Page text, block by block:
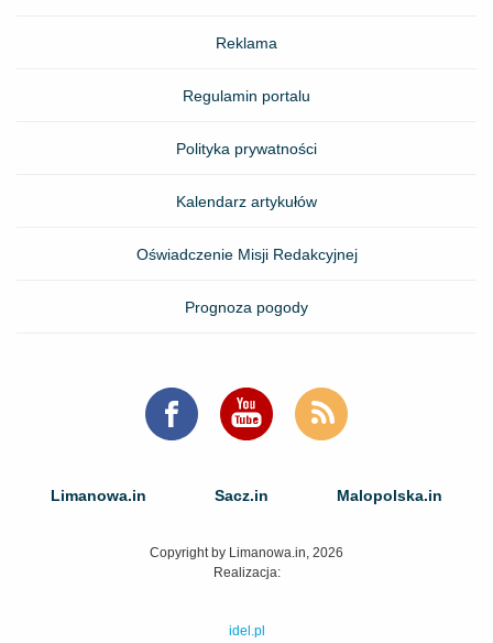
Reklama
Regulamin portalu
Polityka prywatności
Kalendarz artykułów
Oświadczenie Misji Redakcyjnej
Prognoza pogody
Limanowa.in Sacz.in Malopolska.in
Copyright by Limanowa.in, 2026
Realizacja:
idel.pl